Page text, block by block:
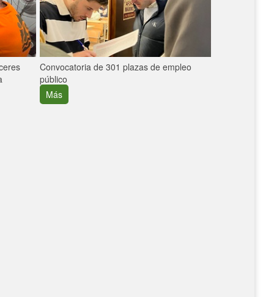
Convocatoria de 301 plazas de empleo
público
Más